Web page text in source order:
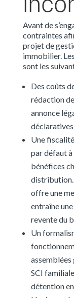
Avant de
contraintes
projet de
immobilier.
sont les
Des coûts
rédaction
annonce
Une
par défaut à
bénéfices
distribution.
offre une
entraîne
revente du
Un
SCI
détention